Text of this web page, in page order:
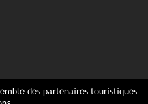
des partenaires touristiques